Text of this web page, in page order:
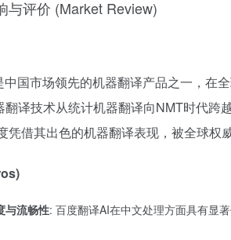
与评价 (Market Review)
中国市场领先的机器翻译产品之一，在
翻译技术从统计机器翻译向NMT时代跨
凭借其出色的机器翻译表现，被全球权
与流畅性: 百度翻译AI在中文处理方面具有显